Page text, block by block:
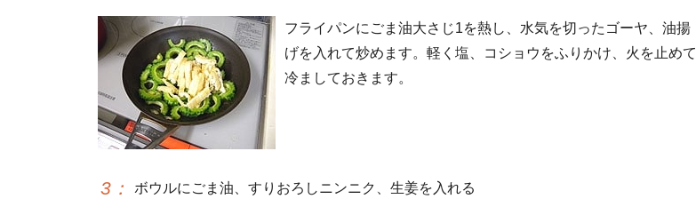
フライパンにごま油大さじ1を熱し、水気を切ったゴーヤ、油揚
げを入れて炒めます。軽く塩、コショウをふりかけ、火を止めて
冷ましておきます。
3 ： ボウルにごま油、すりおろしニンニク、生姜を入れる